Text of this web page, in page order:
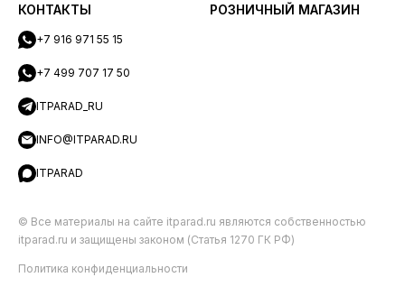
КОНТАКТЫ
+7 916 971 55 15
+7 499 707 17 50
ITPARAD_RU
INFO@ITPARAD.RU
ITPARAD
РОЗНИЧНЫЙ МАГАЗИН
© Все материалы на сайте itparad.ru являются собственностью
itparad.ru и защищены законом (Статья 1270 ГК РФ)
Политика конфиденциальности